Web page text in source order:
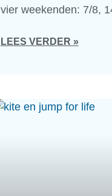
vier weekenden: 7/8,
LEES VERDER »